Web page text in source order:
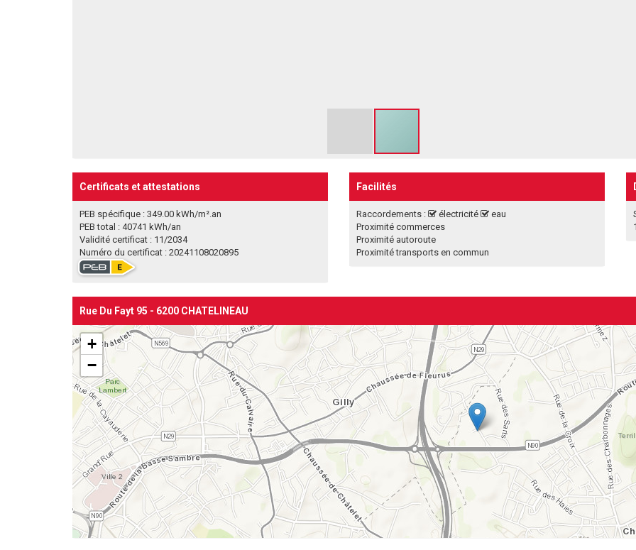
Certificats et attestations
PEB spécifique : 349.00 kWh/m².an
PEB total : 40741 kWh/an
Validité certificat : 11/2034
Numéro du certificat : 20241108020895
Facilités
Raccordements : électricité
eau
Proximité commerces
Proximité autoroute
Proximité transports en commun
Rue Du Fayt 95 - 6200 CHATELINEAU
+
−